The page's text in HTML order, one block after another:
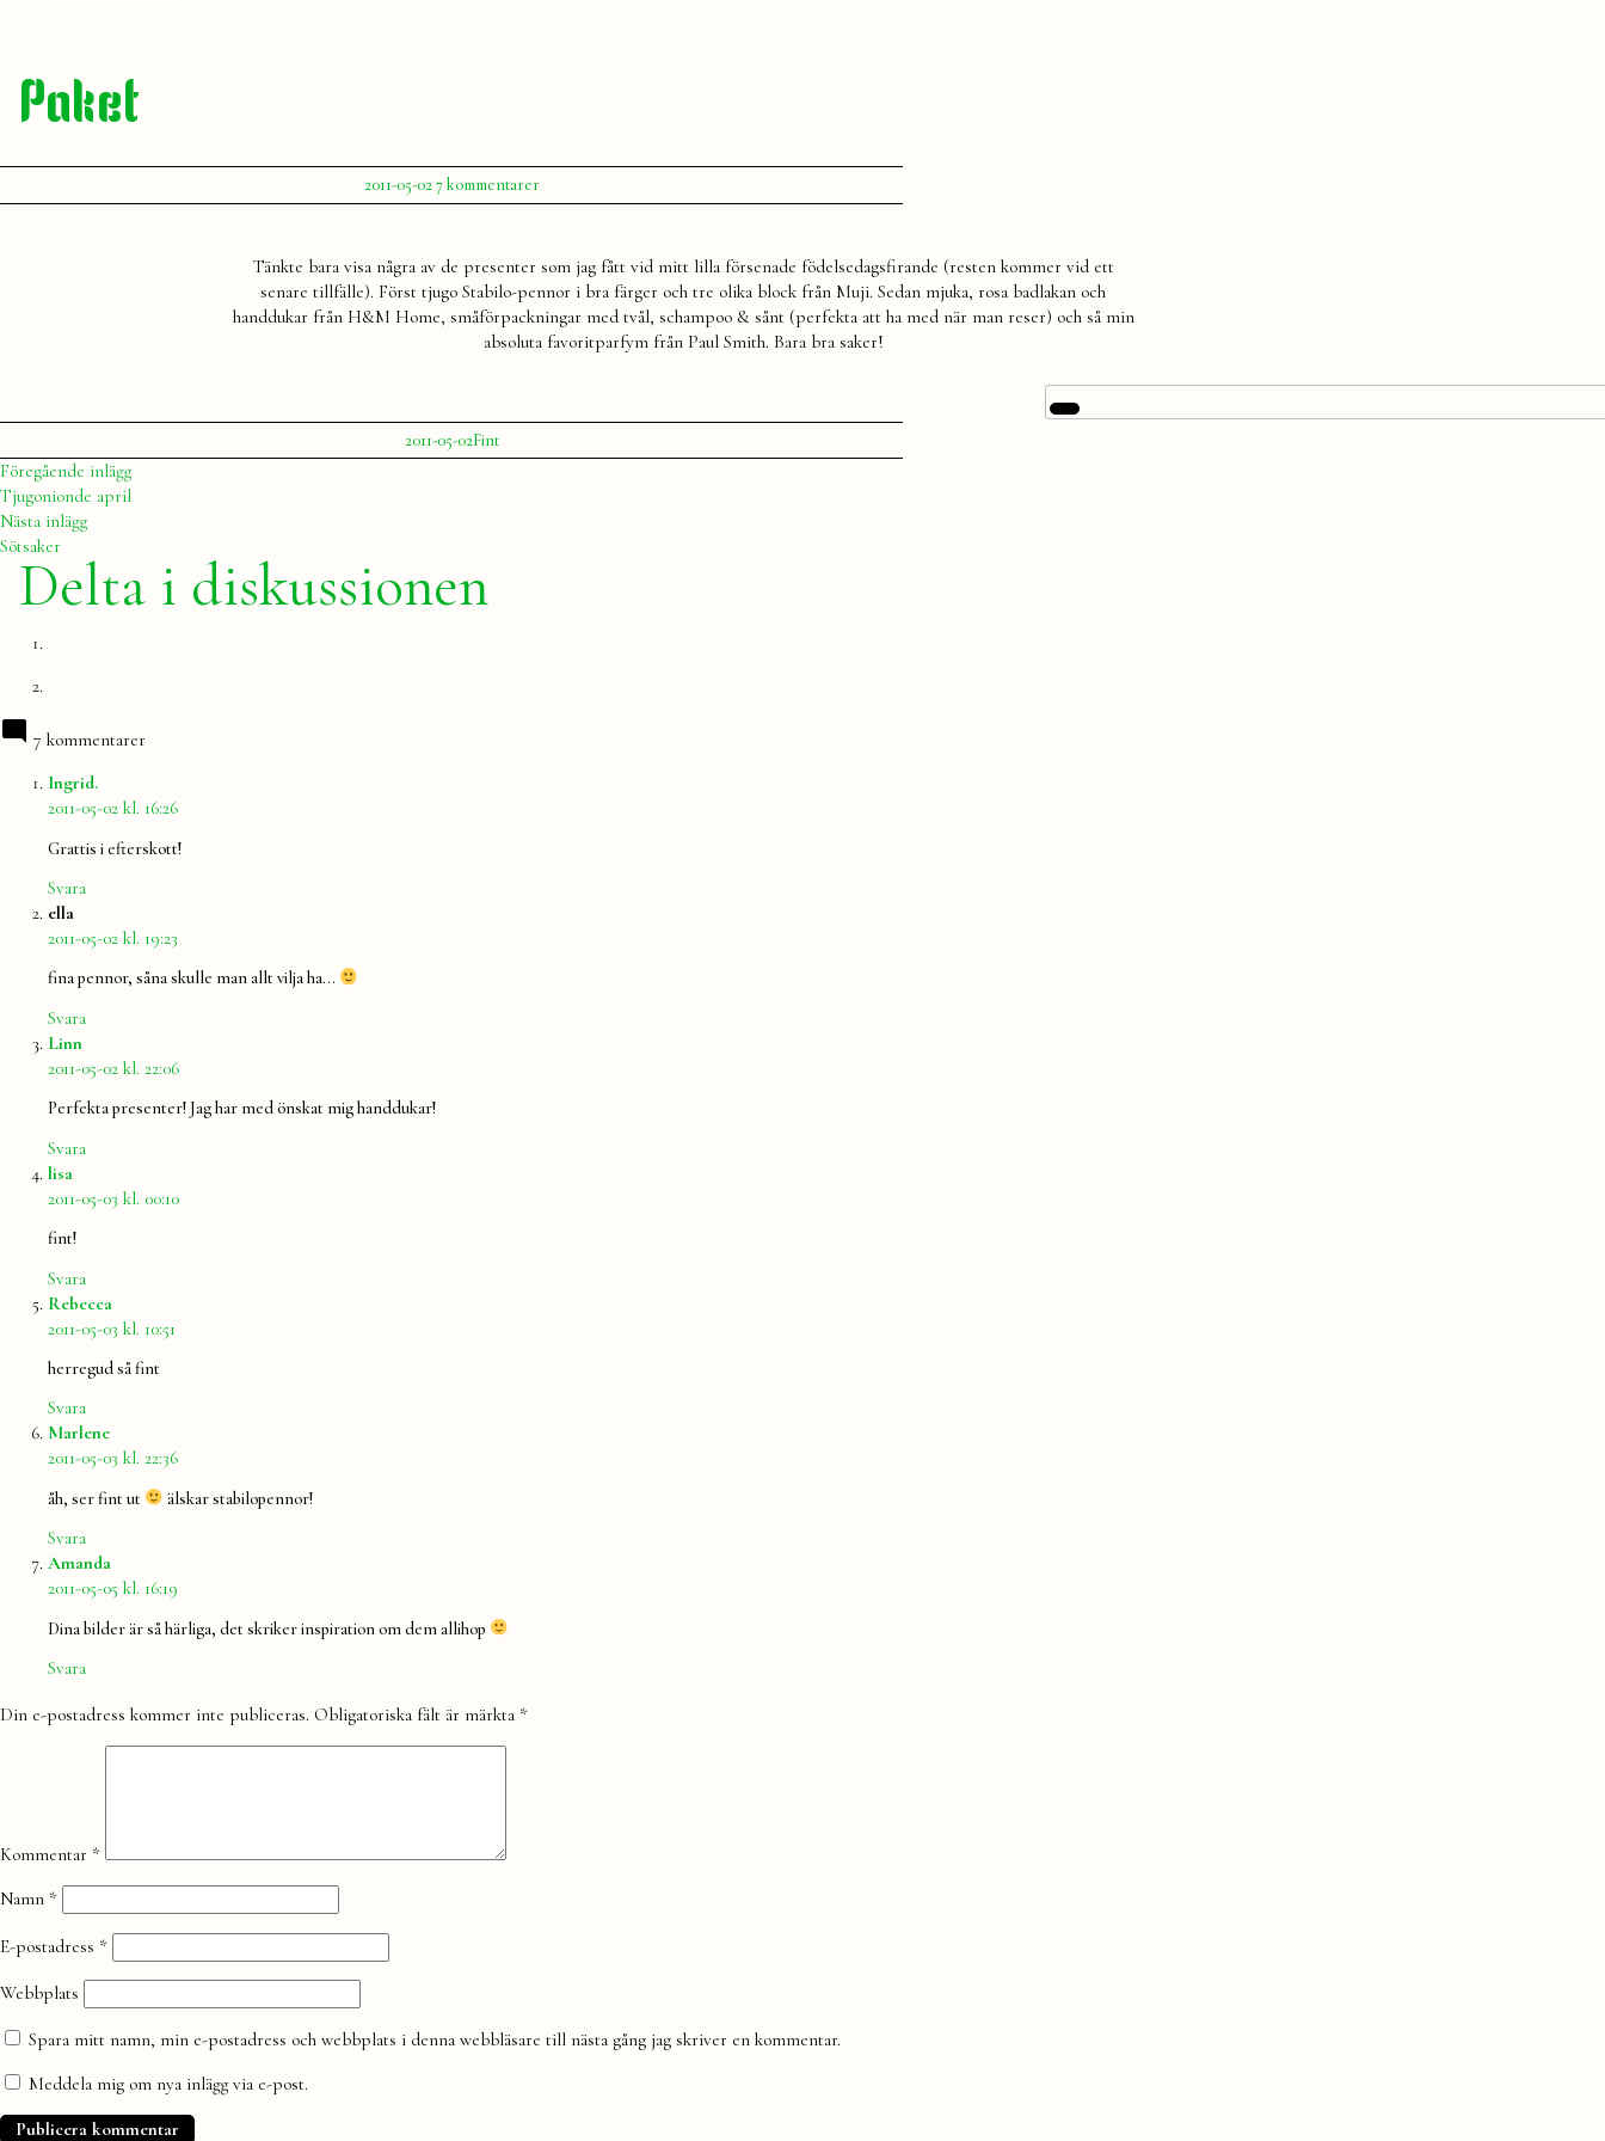
Paket
Publicerat
av
Julia
2011-05-02 7 kommentarertill
Paket
Tänkte bara visa några av de presenter som jag fått vid mitt lilla försenade födelsedagsfirande (resten kommer vid ett
senare tillfälle). Först tjugo Stabilo-pennor i bra färger och tre olika block från Muji. Sedan mjuka, rosa badlakan och
handdukar från H&M Home, småförpackningar med tvål, schampoo & sånt (perfekta att ha med när man reser) och så min
absoluta favoritparfym från Paul Smith. Bara bra saker!
Publicerat
av
Julia
2011-05-02Publicerat
i
Fint
Inläggsnavigering
Föregående inläggFöregående
Tjugonionde april
Nästa inläggNästa
Sötsaker
Delta i diskussionen
7 kommentarer
Ingrid.säger:
2011-05-02 kl. 16:26
Grattis i efterskott!
Svara
ella
2011-05-02 kl. 19:23
fina pennor, såna skulle man allt vilja ha…
Svara
Linn
2011-05-02 kl. 22:06
Perfekta presenter! Jag har med önskat mig handdukar!
Svara
lisa
2011-05-03 kl. 00:10
fint!
Svara
Rebecca
2011-05-03 kl. 10:51
herregud så fint
Svara
Marlenesäger:
2011-05-03 kl. 22:36
åh, ser fint ut älskar stabilopennor!
Svara
Amanda
2011-05-05 kl. 16:19
Dina bilder är så härliga, det skriker inspiration om dem allihop
Svara
Lämna
Din e-postadress kommer inte publiceras. Obligatoriska fält är märkta *
Kommentar *
Namn *
E-postadress *
Webbplats
Spara mitt namn, min e-postadress och webbplats i denna webbläsare till nästa gång jag skriver en kommentar.
Meddela mig om nya inlägg via e-post.